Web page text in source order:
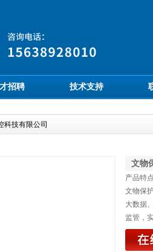
招聘 技术支持
科技有限公司
文物
产品特
文物保
大数据
监管，